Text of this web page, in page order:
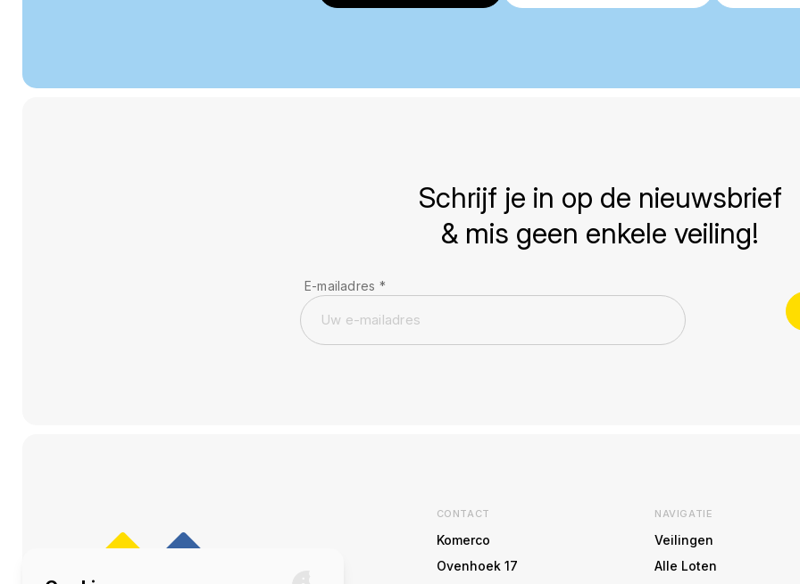
Schrijf je in op de nieuwsbrief
& mis geen enkele veiling!
E-mailadres *
CONTACT
Komerco
Ovenhoek 17
NAVIGATIE
Veilingen
Alle Loten